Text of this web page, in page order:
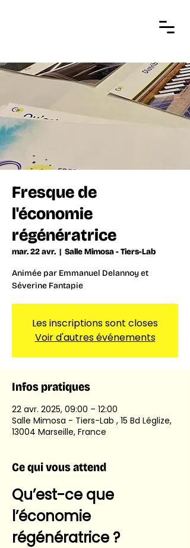
Fresque de
l'économie
régénératrice
mar. 22 avr.
  |
Salle Mimosa - Tiers-Lab
Animée par Emmanuel Delannoy et
Séverine Fantapie
Les inscriptions sont closes
Voir d'autres événements
Infos pratiques
22 avr. 2025, 09:00 – 12:00
Salle Mimosa - Tiers-Lab , 15 Bd Léglize,
13004 Marseille, France
Ce qui vous attend
Qu’est-ce que
l’économie
régénératrice ?